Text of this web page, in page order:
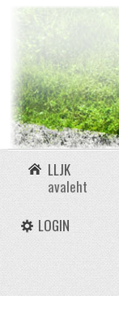
LLJK
avaleht
LOGIN